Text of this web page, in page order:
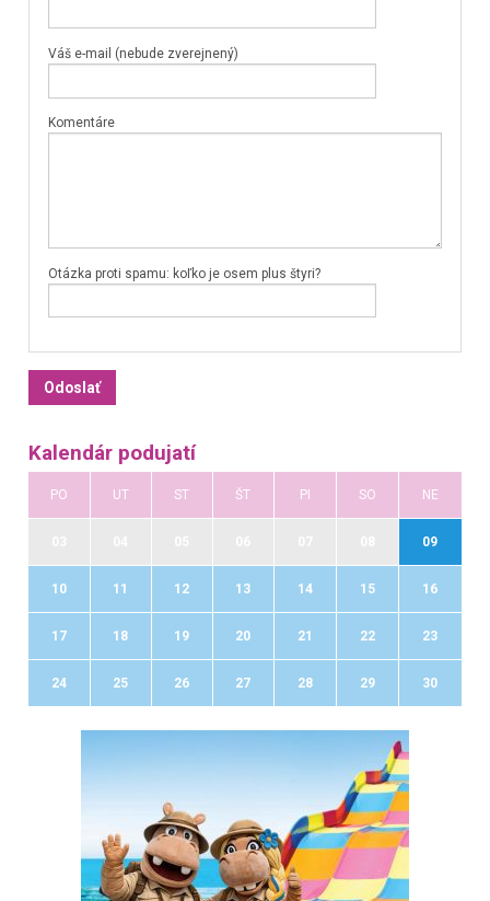
Váš e-mail (nebude zverejnený)
Komentáre
Otázka proti spamu: koľko je osem plus štyri?
Kalendár podujatí
PO UT ST ŠT PI SO NE
09
10 11 12 13 14 15 16
17 18 19 20 21 22 23
24 25 26 27 28 29 30